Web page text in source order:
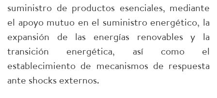
suministro de productos esenciales, mediante
el apoyo mutuo en el suministro energético, la
expansión de las energías renovables y la
transición energética, así como el
establecimiento de mecanismos de respuesta
ante shocks externos.